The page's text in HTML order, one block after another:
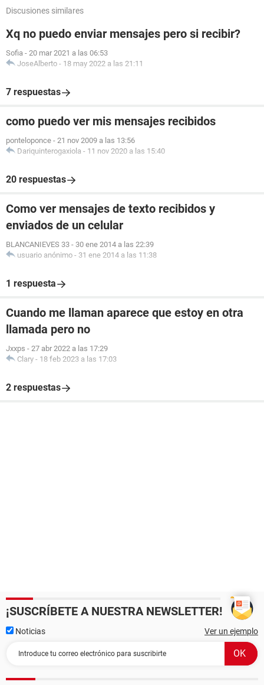
Discusiones similares
Xq no puedo enviar mensajes pero si recibir?
Sofia - 20 mar 2021 a las 06:53
JoseAlberto - 18 may 2022 a las 21:11
7 respuestas
como puedo ver mis mensajes recibidos
ponteloponce - 21 nov 2009 a las 13:56
Dariquinterogaxiola - 11 nov 2020 a las 15:40
20 respuestas
Como ver mensajes de texto recibidos y
enviados de un celular
BLANCANIEVES 33 - 30 ene 2014 a las 22:39
usuario anónimo - 31 ene 2014 a las 11:38
1 respuesta
Cuando me llaman aparece que estoy en otra
llamada pero no
Jxxps - 27 abr 2022 a las 17:29
Clary - 18 feb 2023 a las 17:03
2 respuestas
¡SUSCRÍBETE A NUESTRA NEWSLETTER!
Noticias Ver un ejemplo